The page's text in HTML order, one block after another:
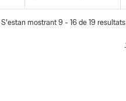
S'estan mostrant 9 - 16 de 19